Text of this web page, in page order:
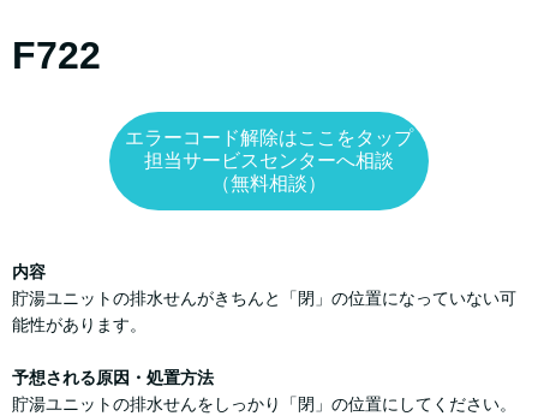
F722
エラーコード解除はここをタップ
担当サービスセンターへ相談
（無料相談）
内容
貯湯ユニットの排水せんがきちんと「閉」の位置になっていない可
能性があります。
予想される原因・処置方法
貯湯ユニットの排水せんをしっかり「閉」の位置にしてください。